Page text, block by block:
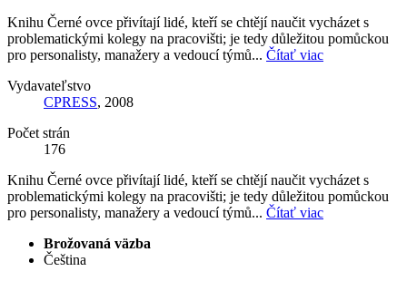
Knihu Černé ovce přivítají lidé, kteří se chtějí naučit vycházet s
problematickými kolegy na pracovišti; je tedy důležitou pomůckou
pro personalisty, manažery a vedoucí týmů... Čítať viac
Vydavateľstvo
CPRESS, 2008
Počet strán
176
Knihu Černé ovce přivítají lidé, kteří se chtějí naučit vycházet s
problematickými kolegy na pracovišti; je tedy důležitou pomůckou
pro personalisty, manažery a vedoucí týmů... Čítať viac
Brožovaná väzba
Čeština